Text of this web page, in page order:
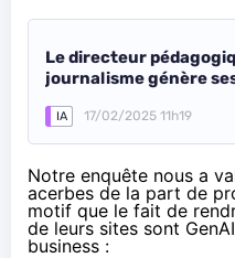
Le directeur
journalisme génère
IA 17/02/2025 11h19
Notre enquête nous a
acerbes de la part de
motif que le fait de
de leurs sites sont
business :